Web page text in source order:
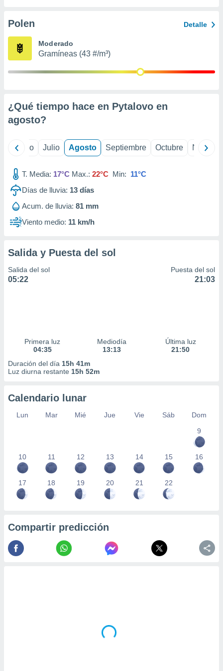
e
mediante
de
1199
Polen Detalle
Moderado
Gramíneas (43 #/m³)
¿Qué tiempo hace en Pytalovo en
agosto?
Junio Julio Agosto Septiembre Octubre
T. Media: 17°C Max.: 22°C Min: 11°C
Días de lluvia: 13 días
Acum. de lluvia: 81 mm
Viento medio: 11 km/h
Salida y Puesta del sol
Salida del sol
05:22
Puesta del sol
21:03
Primera luz
04:35
Mediodía
13:13
Última luz
21:50
Duración del día 15h 41m
Luz diurna restante 15h 52m
Calendario lunar
Lun Mar Mié Jue Vie Sáb
Dom
9
10 11 12 13 14 15 16
17 18 19 20 21 22
Compartir predicción